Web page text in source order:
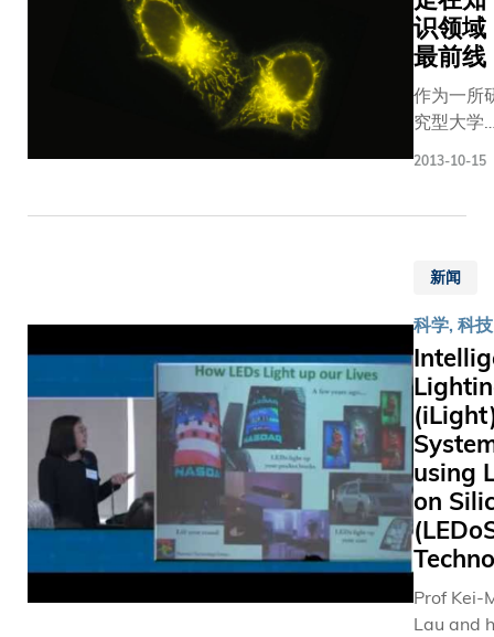
于二月
举行。
240名
服务大
学满二
资深教
首一
家人、
起庆祝
并获嘉
许。科
大校长
与大学
高层管
理人员
亦参与
典礼，
表扬各
大学成
员坚守
识领域
最前线
作为一所
究型大学
校精神，
础和应用
究。这个
念让我们
芸芸学府
脱颖而出
备受国际
同。有关
究成果，
为社会作
丰硕贡献
『小即是
美』，香
2013-10-15
新闻
科学, 科技
using
on
Prof Kei-
Lau and